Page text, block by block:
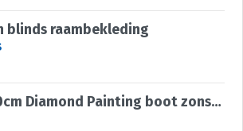
blinds raambekleding
50x40cm Diamond Painting boot zonsondergang (vierkant) nr 53